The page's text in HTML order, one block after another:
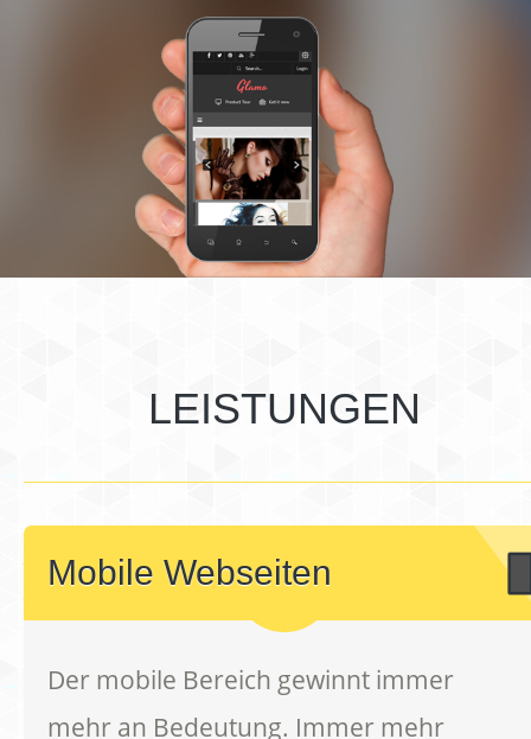
LEISTUNGEN
Mobile Webseiten
Der mobile Bereich gewinnt immer
mehr an Bedeutung. Immer mehr